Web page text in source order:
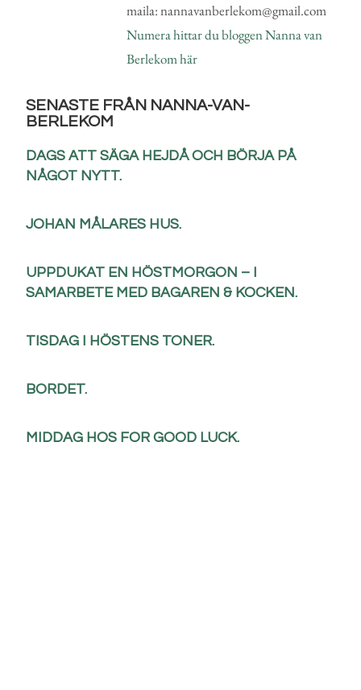
maila: nannavanberlekom@gmail.com
Numera hittar du bloggen Nanna van
Berlekom här
SENASTE FRÅN NANNA-VAN-
BERLEKOM
DAGS ATT SÄGA HEJDÅ OCH BÖRJA PÅ
NÅGOT NYTT.
JOHAN MÅLARES HUS.
UPPDUKAT EN HÖSTMORGON – I
SAMARBETE MED BAGAREN & KOCKEN.
TISDAG I HÖSTENS TONER.
BORDET.
MIDDAG HOS FOR GOOD LUCK.